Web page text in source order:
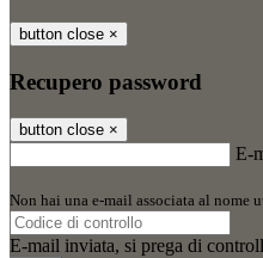
button close ×
Recupero password
button close ×
E-
Non hai una e-mail associata al nome
E-mail inviata, si prega di